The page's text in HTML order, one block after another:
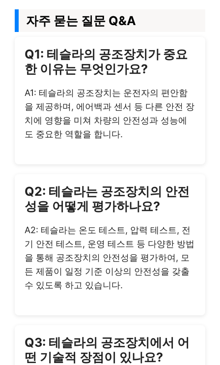
자주 묻는 질문 Q&A
Q1: 테슬라의 공조장치가 중요
한 이유는 무엇인가요?
A1: 테슬라의 공조장치는 운전자의 편안함
을 제공하며, 에어백과 센서 등 다른 안전 장
치에 영향을 미쳐 차량의 안전성과 성능에
도 중요한 역할을 합니다.
Q2: 테슬라는 공조장치의 안전
성을 어떻게 평가하나요?
A2: 테슬라는 온도 테스트, 압력 테스트, 전
기 안전 테스트, 운영 테스트 등 다양한 방법
을 통해 공조장치의 안전성을 평가하여, 모
든 제품이 일정 기준 이상의 안전성을 갖출
수 있도록 하고 있습니다.
Q3: 테슬라의 공조장치에서 어
떤 기술적 장점이 있나요?